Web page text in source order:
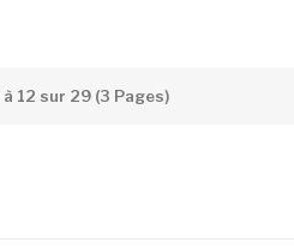
à 12 sur 29 (3 Pages)